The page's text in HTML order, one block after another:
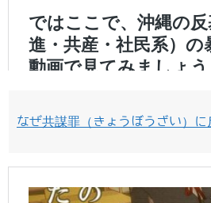
なぜ共謀罪（きょうぼうざい）に